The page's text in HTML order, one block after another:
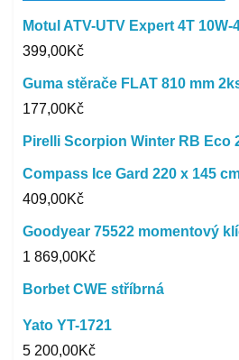
Motul ATV-UTV Expert 4T 10W-
399,00Kč
Guma stěrače FLAT 810 mm
177,00Kč
Pirelli Scorpion Winter RB Eco
Compass Ice Gard 220 x 145
409,00Kč
Goodyear 75522 momentový
1 869,00Kč
Borbet CWE stříbrná
Yato YT-1721
5 200,00Kč